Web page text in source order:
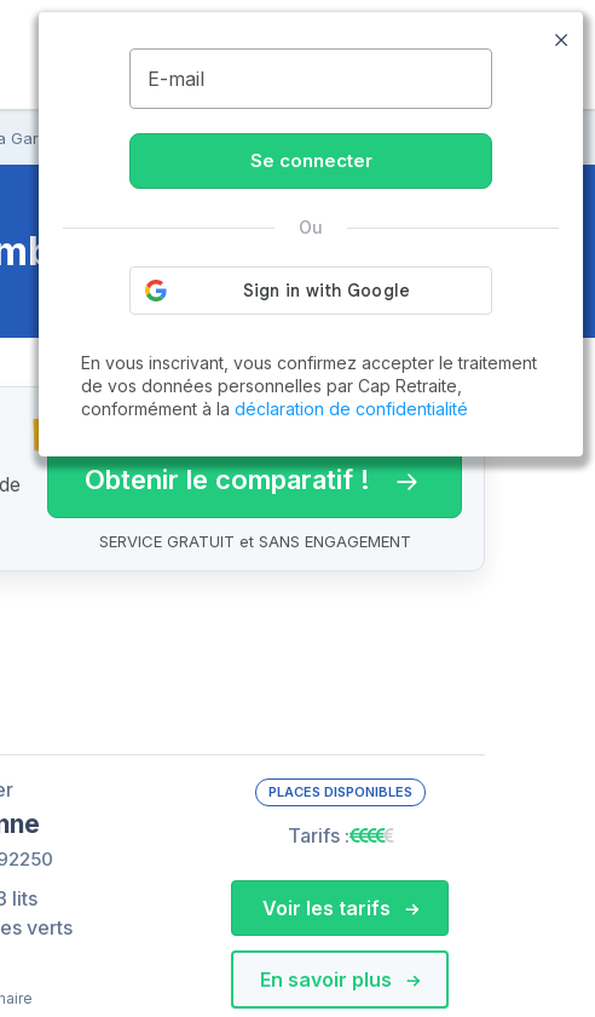
01.86.65.51.00
Garenne-Colombes
(92250)
Obtenir le comparatif !
SERVICE GRATUIT et SANS ENGAGEMENT
lits
verts
PLACES DISPONIBLES
Tarifs :
En savoir plus
Voir les tarifs
E-mail
Se connecter
Ou
En vous inscrivant, vous confirmez accepter le traitement
de vos données personnelles par Cap Retraite,
conformément à la déclaration de confidentialité